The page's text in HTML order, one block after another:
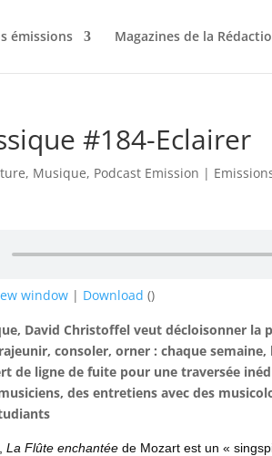
émissions Magazines de la
#184-Eclairer
, Musique, Podcast Emission |
window | Download ()
David Christoffel veut décloisonner la
consoler, orner : chaque
de ligne de fuite pour une traversée
des entretiens avec des
La Flûte enchantéede Mozart est un «